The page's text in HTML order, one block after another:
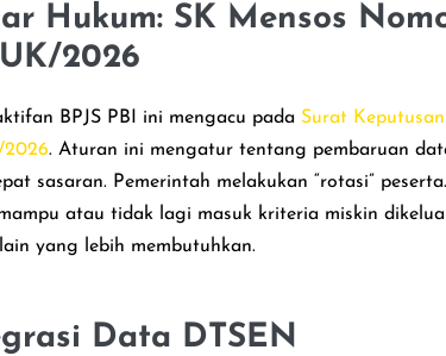
Hukum: SK Mensos
2026
BPJS PBI ini mengacu pada Surat
2026. Aturan ini mengatur tentang pembaruan
sasaran. Pemerintah melakukan “rotasi”
atau tidak lagi masuk kriteria miskin
yang lebih membutuhkan.
Data DTSEN